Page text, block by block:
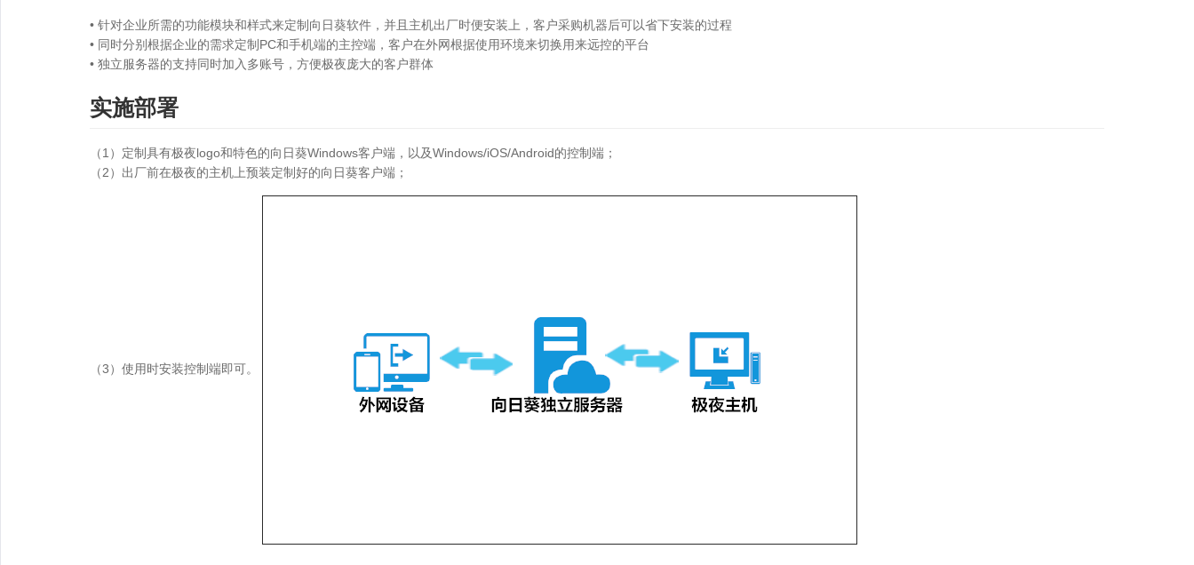
• 针对企业所需的功能模块和样式来定制向日葵软件，并且主机出厂时便安装上，客户采购机器后可以省下安装的过程
• 同时分别根据企业的需求定制PC和手机端的主控端，客户在外网根据使用环境来切换用来远控的平台
• 独立服务器的支持同时加入多账号，方便极夜庞大的客户群体
实施部署
（1）定制具有极夜logo和特色的向日葵Windows客户端，以及Windows/iOS/Android的控制端；
（2）出厂前在极夜的主机上预装定制好的向日葵客户端；
（3）使用时安装控制端即可。